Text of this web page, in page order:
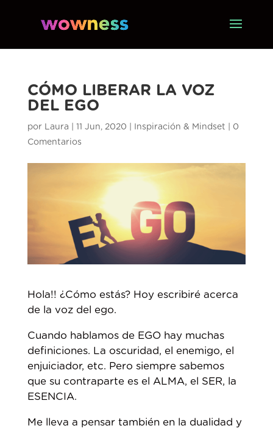
CÓMO LIBERAR LA VOZ
DEL EGO
por Laura 11 Jun, 2020 Inspiración & Mindset
0
Comentarios
Hola!! ¿Cómo estás? Hoy escribiré acerca
de la voz del ego.
Cuando hablamos de EGO hay muchas
definiciones. La oscuridad, el enemigo, el
enjuiciador, etc. Pero siempre sabemos
que su contraparte es el ALMA, el SER, la
ESENCIA.
Me lleva a pensar también en la dualidad y